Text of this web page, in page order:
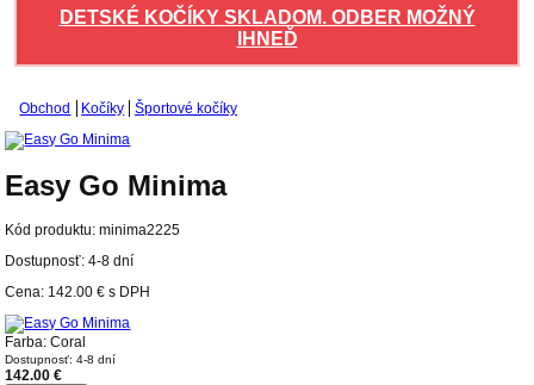
DETSKÉ KOČÍKY SKLADOM. ODBER MOŽNÝ
IHNEĎ
Obchod Kočíky Športové kočíky
Easy Go Minima
Kód produktu:minima2225
Dostupnosť: 4-8 dní
Cena: 142.00 € s DPH
Farba: Coral
Dostupnosť: 4-8 dní
142.00 €